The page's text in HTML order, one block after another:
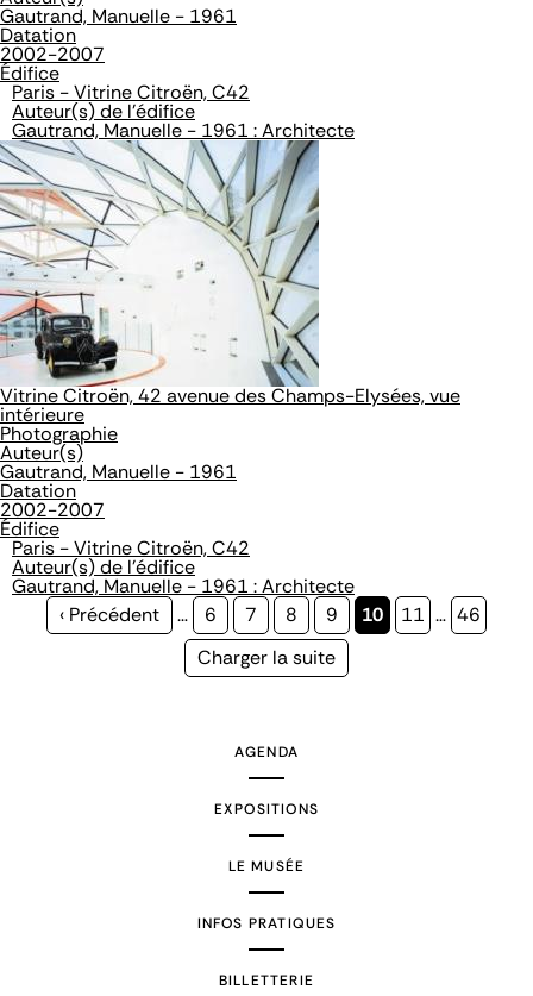
Gautrand, Manuelle - 1961
Datation
2002-2007
Édifice
Paris - Vitrine Citroën, C42
Auteur(s) de l'édifice
Gautrand, Manuelle - 1961 : Architecte
Vitrine Citroën, 42 avenue des Champs-Elysées, vue
intérieure
Photographie
Auteur(s)
Gautrand, Manuelle - 1961
Datation
2002-2007
Édifice
Paris - Vitrine Citroën, C42
Auteur(s) de l'édifice
Gautrand, Manuelle - 1961 : Architecte
Page
‹ Précédent … Page
6 Page
7 Page
8 Page
9
Page
10 Page
11 … Page
46
Page
Charger la suite
AGENDA
EXPOSITIONS
LE MUSÉE
INFOS PRATIQUES
BILLETTERIE